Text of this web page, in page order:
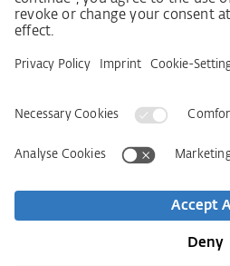
Lieferantenkodex
Grundsatzerklärung
Erklärung zur Barrierefreiheit